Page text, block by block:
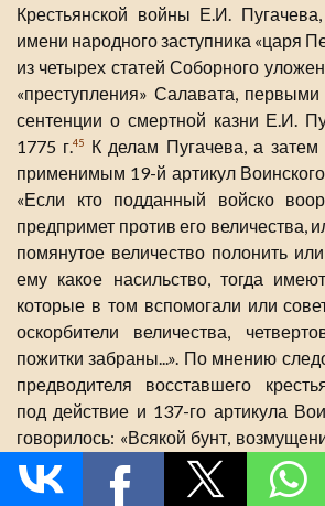
Крестьянской войны Е.И.
имени народного заступника «царя
из четырех статей Соборного
«преступления» Салавата,
сентенции о смертной казни Е.И.
1775 г.45
К делам Пугачева, а
применимым 19-й артикул
«Если кто подданный войско
предпримет против его величества,
помянутое величество полонить
ему какое насильство, тогда
которые в том вспомогали или
оскорбители величества,
пожитки забраны...». По мнению
предводителя восставшего
под действие и 137-го артикула
говорилось: «Всякой бунт,
всякой милости имеет быть